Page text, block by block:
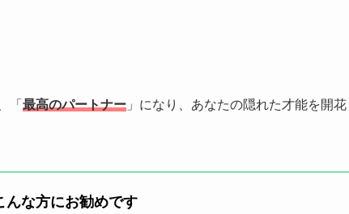
「 最高のパートナー 」になり、あなたの隠れた才能を開花
んな方にお勧めです